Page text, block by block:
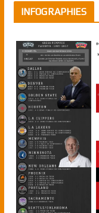
INFOGRAPHIES